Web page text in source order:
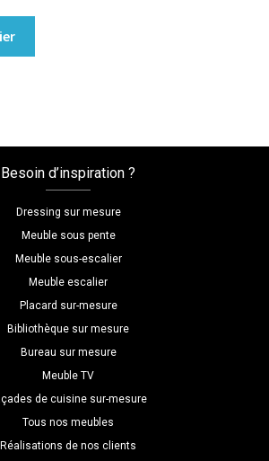
Besoin d’inspiration ?
Dressing sur mesure
Meuble sous pente
Meuble sous-escalier
Meuble escalier
Placard sur-mesure
Bibliothèque sur mesure
Bureau sur mesure
Meuble TV
de cuisine sur-mesure
Tous nos meubles
Réalisations de nos clients